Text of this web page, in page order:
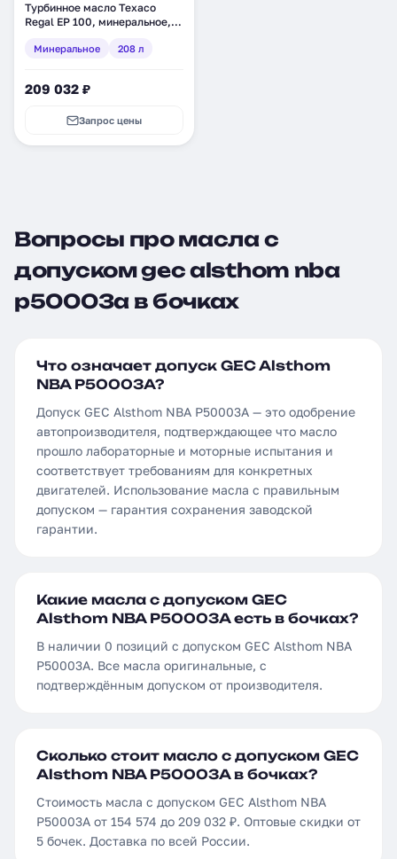
Турбинное масло Texaco
Regal EP 100, минеральное,
Минеральное 208 л
209 032 ₽
Запрос цены
Вопросы про масла с
допуском gec alsthom nba
p50003a в бочках
Что означает допуск GEC Alsthom
NBA P50003A?
Допуск GEC Alsthom NBA P50003A — это одобрение
автопроизводителя, подтверждающее что масло
прошло лабораторные и моторные испытания и
соответствует требованиям для конкретных
двигателей. Использование масла с правильным
допуском — гарантия сохранения заводской
гарантии.
Какие масла с допуском GEC
Alsthom NBA P50003A есть в бочках?
В наличии 0 позиций с допуском GEC Alsthom NBA
P50003A. Все масла оригинальные, с
подтверждённым допуском от производителя.
Сколько стоит масло с допуском GEC
Alsthom NBA P50003A в бочках?
Стоимость масла с допуском GEC Alsthom NBA
P50003A от 154 574 до 209 032 ₽. Оптовые скидки от
5 бочек. Доставка по всей России.